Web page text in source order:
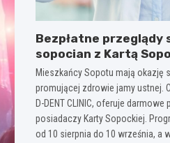
Bezpłatne
sopocian z Kartą
Mieszkańcy Sopotu mają okazję
promującej zdrowie jamy ustnej.
D-DENT CLINIC, oferuje
posiadaczy Karty Sopockiej.
od 10 sierpnia do 10 września, a